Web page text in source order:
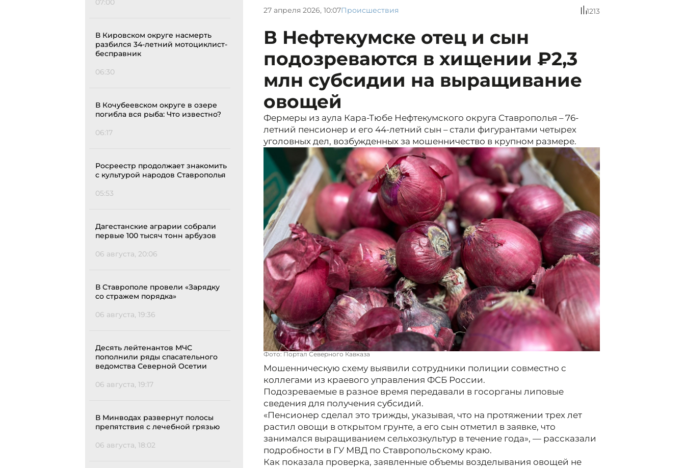
07:00
В Кировском округе насмерть
разбился 34-летний мотоциклист-
бесправник
06:30
В Кочубеевском округе в озере
погибла вся рыба: Что известно?
06:17
Росреестр продолжает знакомить
с культурой народов Ставрополья
05:53
Дагестанские аграрии собрали
первые 100 тысяч тонн арбузов
06 августа, 20:06
В Ставрополе провели «Зарядку
со стражем порядка»
06 августа, 19:36
Десять лейтенантов МЧС
пополнили ряды спасательного
ведомства Северной Осетии
06 августа, 19:17
В Минводах развернут полосы
препятствия с лечебной грязью
06 августа, 18:02
27 апреля 2026, 10:07Происшествия 1213
В Нефтекумске отец и сын
подозреваются в хищении ₽2,3
млн субсидии на выращивание
овощей
Фермеры из аула Кара-Тюбе Нефтекумского округа Ставрополья – 76-
летний пенсионер и его 44-летний сын – стали фигурантами четырех
уголовных дел, возбужденных за мошенничество в крупном размере.
Фото: Портал Северного Кавказа
Мошенническую схему выявили сотрудники полиции совместно с
коллегами из краевого управления ФСБ России.
Подозреваемые в разное время передавали в госорганы липовые
сведения для получения субсидий.
«Пенсионер сделал это трижды, указывая, что на протяжении трех лет
растил овощи в открытом грунте, а его сын отметил в заявке, что
занимался выращиванием сельхозкультур в течение года», — рассказали
подробности в ГУ МВД по Ставропольскому краю.
Как показала проверка, заявленные объемы возделывания овощей не